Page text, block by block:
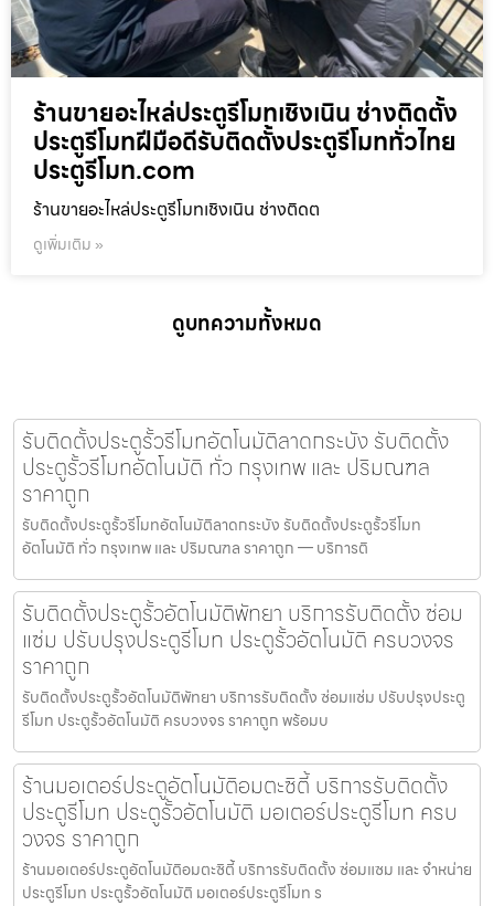
ร้านขายอะไหล่ประตูรีโมทเชิงเนิน ช่างติดตั้ง
ประตูรีโมทฝีมือดีรับติดตั้งประตูรีโมททั่วไทย
ประตูรีโมท.com
ร้านขายอะไหล่ประตูรีโมทเชิงเนิน ช่างติดต
ดูเพิ่มเติม »
ดูบทความทั้งหมด
รับติดตั้งประตูรั้วรีโมทอัตโนมัติลาดกระบัง รับติดตั้ง
ประตูรั้วรีโมทอัตโนมัติ ทั่ว กรุงเทพ และ ปริมณฑล
ราคาถูก
รับติดตั้งประตูรั้วรีโมทอัตโนมัติลาดกระบัง รับติดตั้งประตูรั้วรีโมท
อัตโนมัติ ทั่ว กรุงเทพ และ ปริมณฑล ราคาถูก — บริการติ
รับติดตั้งประตูรั้วอัตโนมัติพัทยา บริการรับติดตั้ง ซ่อม
แซ่ม ปรับปรุงประตูรีโมท ประตูรั้วอัตโนมัติ ครบวงจร
ราคาถูก
รับติดตั้งประตูรั้วอัตโนมัติพัทยา บริการรับติดตั้ง ซ่อมแซ่ม ปรับปรุงประตู
รีโมท ประตูรั้วอัตโนมัติ ครบวงจร ราคาถูก พร้อมบ
ร้านมอเตอร์ประตูอัตโนมัติอมตะซิตี้ บริการรับติดตั้ง
ประตูรีโมท ประตูรั้วอัตโนมัติ มอเตอร์ประตูรีโมท ครบ
วงจร ราคาถูก
ร้านมอเตอร์ประตูอัตโนมัติอมตะซิตี้ บริการรับติดตั้ง ซ่อมแซม และ จำหน่าย
ประตูรีโมท ประตูรั้วอัตโนมัติ มอเตอร์ประตูรีโมท ร